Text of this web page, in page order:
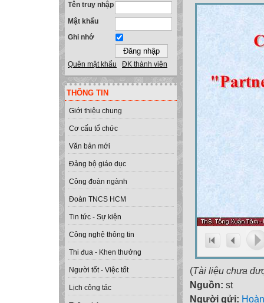
Tên truy nhập
Mật khẩu
Ghi nhớ
Quên mật khẩu ĐK thành viên
THÔNG TIN
Giới thiệu chung
Cơ cấu tổ chức
Văn bản mới
Đảng bộ giáo dục
Công đoàn ngành
Đoàn TNCS HCM
Tin tức - Sự kiện
Công nghệ thông tin
Thi đua - Khen thưởng
Người tốt - Việc tốt
Lịch công tác
(Tài liệu chưa
Nguồn: st
Người gửi: